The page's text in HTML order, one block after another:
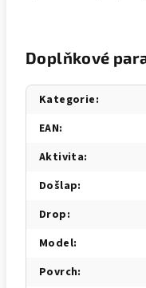
Doplňkové
Kategorie:
EAN:
Aktivita:
Došlap:
Drop:
Model:
Povrch: